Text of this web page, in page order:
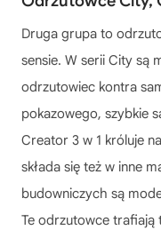
Druga grupa to
sensie. W serii City są
odrzutowiec kontra
pokazowego, szybkie
Creator 3 w 1 króluje
składa się też w inne
budowniczych są
Te odrzutowce trafiają